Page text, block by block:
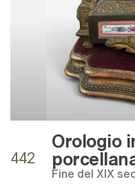
442
Orologio
fine del XIX